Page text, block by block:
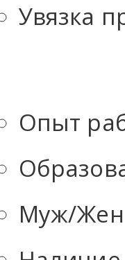
Увязка
Опыт
Муж/Жен